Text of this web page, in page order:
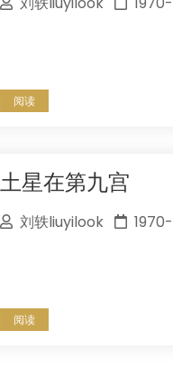
阅读
土星在第九宫
刘轶liuyilook
阅读